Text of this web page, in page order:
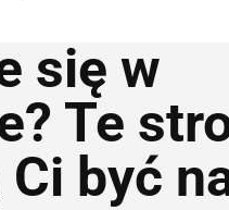
się w
Te
być